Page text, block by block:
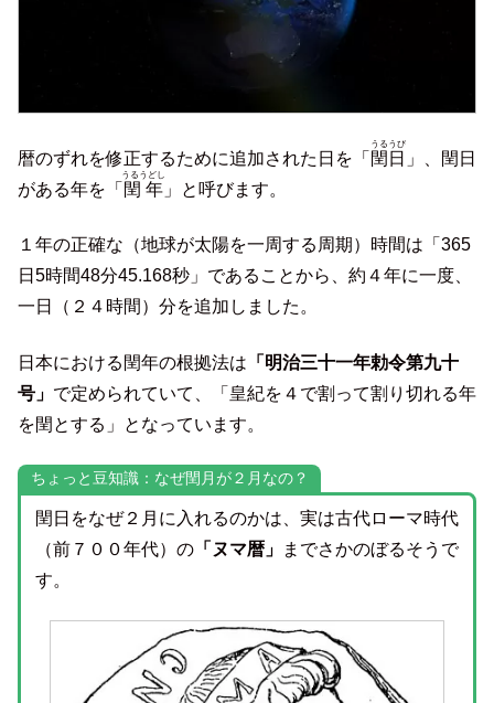
暦のずれを修正するために追加された日を「 閏日
うるうび
」、閏日
がある年を「 閏年
うるうどし
」と呼びます。
１年の正確な（地球が太陽を一周する周期）時間は「365
日5時間48分45.168秒」であることから、約４年に一度、
一日（２４時間）分を追加しました。
日本における閏年の根拠法は 「明治三十一年勅令第九十
号」 で定められていて、「皇紀を４で割って割り切れる年
を閏とする」となっています。
ちょっと豆知識：なぜ閏月が２月なの？
閏日をなぜ２月に入れるのかは、実は古代ローマ時代
（前７００年代）の「ヌマ暦」
までさかのぼるそうで
す。